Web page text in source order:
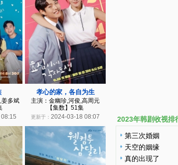
姜多斌
孝心的家，各自为生
主演：金幽珍,河俊,高周元
【集数】51集
更新于： 2024-03-18 08:07 2023年韩剧收视排
第三次婚姻
天空的姻缘
真的出现了